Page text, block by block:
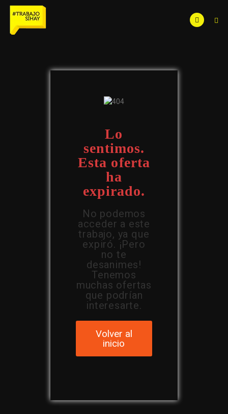
Lo
sentimos.
Esta oferta
ha
expirado.
No podemos
acceder a este
trabajo, ya que
expiró. ¡Pero
no te
desanimes!
Tenemos
muchas ofertas
que podrían
interesarte.
Volver al
inicio